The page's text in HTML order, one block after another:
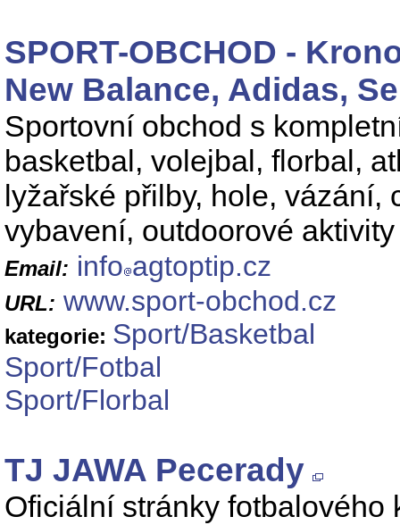
SPORT-OBCHOD -
New Balance, Adidas,
Sportovní obchod s
basketbal, volejbal, florbal,
lyžařské přilby, hole,
vybavení, outdoorové
Email: info agtoptip.cz
URL: www.sport-obchod.cz
kategorie: Sport/Basketbal
Sport/Fotbal
Sport/Florbal
TJ JAWA Pecerady
Oficiální stránky fotbalového